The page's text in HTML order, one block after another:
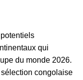
qui
du monde 2026.
congolaise